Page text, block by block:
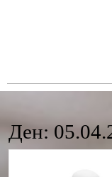
Ден: